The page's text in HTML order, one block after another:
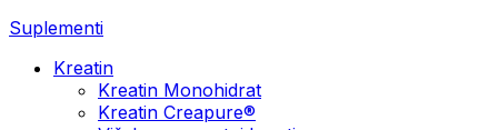
Suplementi
Kreatin
Kreatin Monohidrat
Kreatin Creapure®